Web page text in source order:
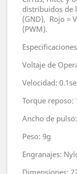
distribuidos de
(GND), Rojo =
(PWM).
Voltaje de
Velocidad:
Torque reposo:
Ancho de
Peso: 9g
Engranajes:
Dimensiones: